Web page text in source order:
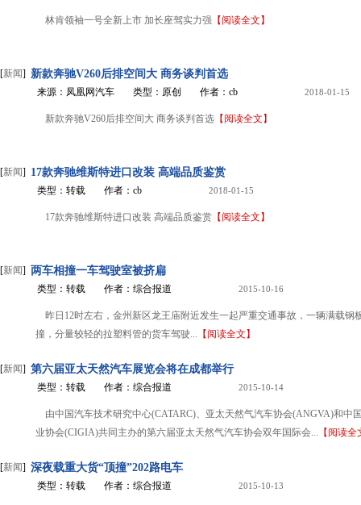
林肯领袖一号全新上市 加长座驾实力强 【阅读全文】
[新闻] 新款奔驰V260后排空间大 商务谈判首选
来源：凤凰网汽车 类型：原创 作者：cb 2018-01-15
新款奔驰V260后排空间大 商务谈判首选 【阅读全文】
[新闻] 17款奔驰维斯特进口改装 高端品质鉴赏
类型：转载 作者：cb 2018-01-15
17款奔驰维斯特进口改装 高端品质鉴赏 【阅读全文】
[新闻] 两车相撞一车驾驶室被挤扁
类型：转载 作者：综合报道 2015-10-16
昨日12时左右，金州新区龙王庙附近发生一起严重交通事故，一辆满载钢
撞，分量较轻的拉塑料管的货车驾驶... 【阅读全文】
[新闻] 第六届亚太天然汽车展览会将在成都举行
类型：转载 作者：综合报道 2015-10-14
由中国汽车技术研究中心(CATARC)、亚太天然气汽车协会(ANGVA)和中
业协会(CIGIA)共同主办的第六届亚太天然气汽车协会双年国际会... 【阅读全
[新闻] 深夜载重大货“顶撞”202路电车
类型：转载 作者：综合报道 2015-10-13